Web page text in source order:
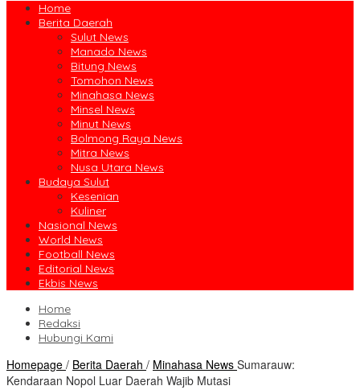
Home
Berita Daerah
Sulut News
Manado News
Bitung News
Tomohon News
Minahasa News
Minsel News
Minut News
Bolmong Raya News
Mitra News
Nusa Utara News
Budaya Sulut
Kesenian
Kuliner
Nasional News
World News
Football News
Editorial News
Ekbis News
Home
Redaksi
Hubungi Kami
Homepage / Berita Daerah / Minahasa News Sumarauw:
Kendaraan Nopol Luar Daerah Wajib Mutasi